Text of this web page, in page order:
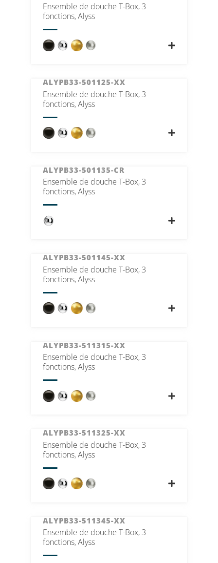
Ensemble de douche T-Box, 3
fonctions, Alyss
ALYPB33-501125-XX
Ensemble de douche T-Box, 3
fonctions, Alyss
ALYPB33-501135-CR
Ensemble de douche T-Box, 3
fonctions, Alyss
ALYPB33-501145-XX
Ensemble de douche T-Box, 3
fonctions, Alyss
ALYPB33-511315-XX
Ensemble de douche T-Box, 3
fonctions, Alyss
ALYPB33-511325-XX
Ensemble de douche T-Box, 3
fonctions, Alyss
ALYPB33-511345-XX
Ensemble de douche T-Box, 3
fonctions, Alyss